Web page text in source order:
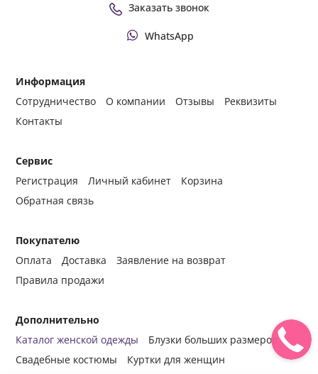
Информация
Сотрудничество
О компании Отзывы
Реквизиты
Контакты
Сервис
Регистрация
Личный кабинет
Корзина
Обратная связь
Покупателю
Оплата
Доставка
Заявление на возврат
Правила продажи
Дополнительно
Каталог женской одежды
Блузки больших размеров
Свадебные костюмы
Куртки для женщин
Заказать звонок
WhatsApp